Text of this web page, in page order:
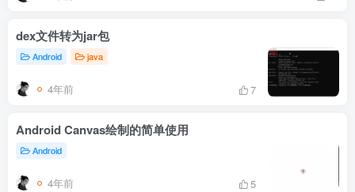
dex文件转为jar包
Android java
4年前 7
Android Canvas绘制的简单使用
Android
4年前 5